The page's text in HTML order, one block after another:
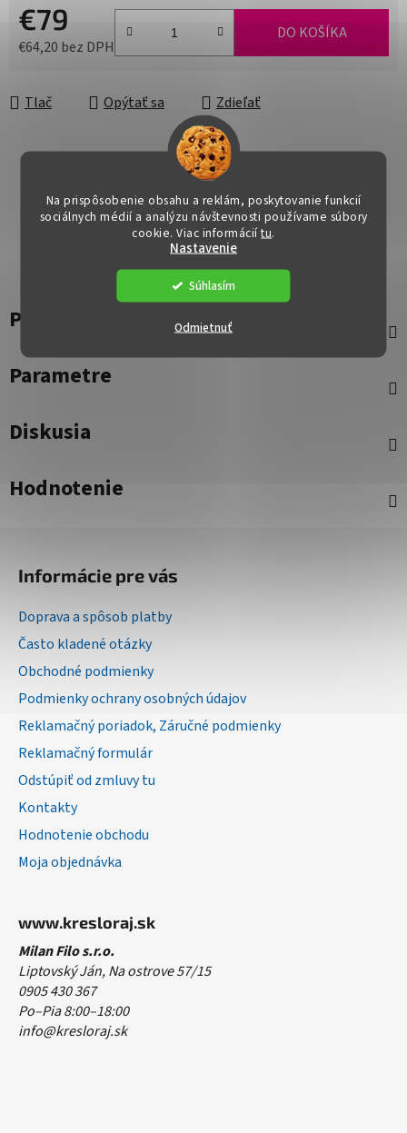
Na prispôsobenie obsahu a reklám, poskytovanie funkcií
sociálnych médií a analýzu návštevnosti používame súbory
cookie. Viac informáciítu.
Nastavenie
Odmietnuť
Súhlasím
€79
€64,20 bez DPH
DO KOŠÍKA
Tlač Opýtať sa Zdieľať
Popis
Parametre
Diskusia
Hodnotenie
Informácie pre vás
Doprava a spôsob platby
Často kladené otázky
Obchodné podmienky
Podmienky ochrany osobných údajov
Reklamačný poriadok, Záručné podmienky
Reklamačný formulár
Odstúpiť od zmluvy tu
Kontakty
Hodnotenie obchodu
Moja objednávka
www.kresloraj.sk
Milan Filo s.r.o.
Liptovský Ján, Na ostrove 57/15
0905 430 367
Po–Pia 8:00–18:00
info@kresloraj.sk